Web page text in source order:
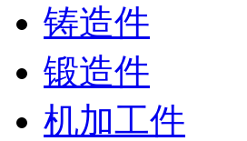
铸造件
锻造件
机加工件